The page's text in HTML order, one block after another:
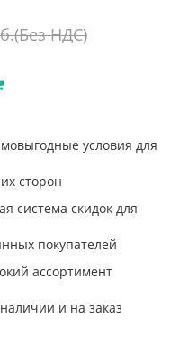
(Без НДС)
сторон
покупателей
и на заказ